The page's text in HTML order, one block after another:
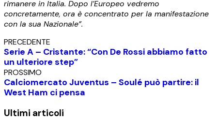
rimanere in Italia. Dopo l’Europeo vedremo
concretamente, ora è concentrato per la manifestazione
con la sua Nazionale”.
PRECEDENTE
Serie A – Cristante: “Con De Rossi abbiamo fatto
un ulteriore step”
PROSSIMO
Calciomercato Juventus – Soulé può partire: il
West Ham ci pensa
Ultimi articoli